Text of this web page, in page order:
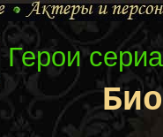
Герои